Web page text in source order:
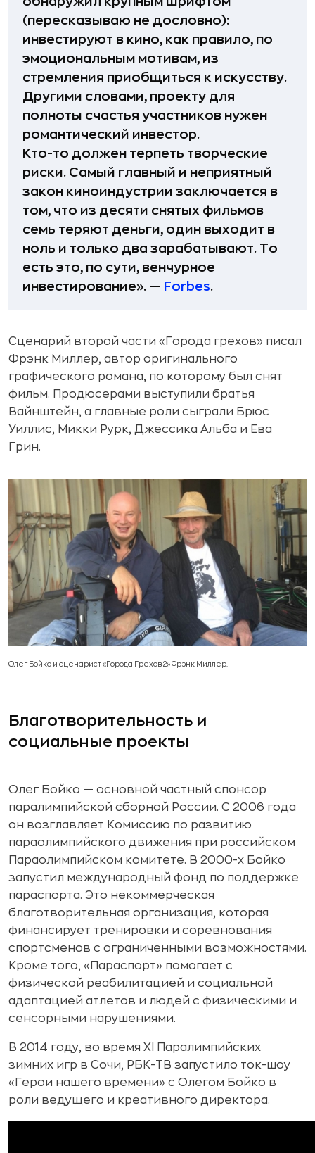
(пересказываю не дословно):
инвестируют в кино, как правило, по
эмоциональным мотивам, из
стремления приобщиться к искусству.
Другими словами, проекту для
полноты счастья участников нужен
романтический инвестор.
Кто-то должен терпеть творческие
риски. Самый главный и неприятный
закон киноиндустрии заключается в
том, что из десяти снятых фильмов
семь теряют деньги, один выходит в
ноль и только два зарабатывают. То
есть это, по сути, венчурное
инвестирование». — Forbes.
Сценарий второй части «Города грехов» писал
Фрэнк Миллер, автор оригинального
графического романа, по которому был снят
фильм. Продюсерами выступили братья
Вайнштейн, а главные роли сыграли Брюс
Уиллис, Микки Рурк, Джессика Альба и Ева
Грин.
Олег Бойко и сценарист «Города Грехов 2» Фрэнк Миллер.
Благотворительность и
социальные проекты
Олег Бойко — основной частный спонсор
паралимпийской сборной России. С 2006 года
он возглавляет Комиссию по развитию
параолимпийского движения при российском
Параолимпийском комитете. В 2000-х Бойко
запустил международный фонд по поддержке
параспорта. Это некоммерческая
благотворительная организация, которая
финансирует тренировки и соревнования
спортсменов с ограниченными возможностями.
Кроме того, «Параспорт» помогает с
физической реабилитацией и социальной
адаптацией атлетов и людей с физическими и
сенсорными нарушениями.
В 2014 году, во время ХI Паралимпийских
зимних игр в Сочи, РБК-ТВ запустило ток-шоу
«Герои нашего времени» с Олегом Бойко в
роли ведущего и креативного директора.